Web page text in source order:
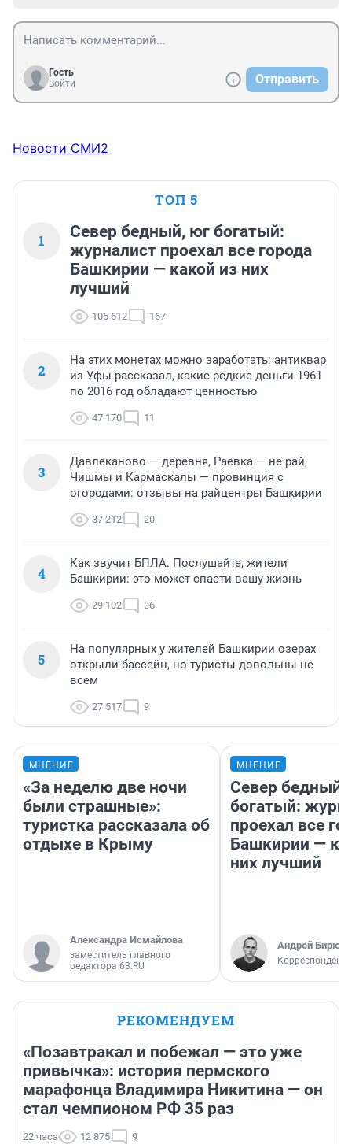
Гость
Войти
Отправить
Новости СМИ2
ТОП 5
1
Север бедный, юг богатый:
журналист проехал все города
Башкирии — какой из них
лучший
105 612 167
2
На этих монетах можно заработать: антиквар
из Уфы рассказал, какие редкие деньги 1961
по 2016 год обладают ценностью
47 170 11
3
Давлеканово — деревня, Раевка — не рай,
Чишмы и Кармаскалы — провинция с
огородами: отзывы на райцентры Башкирии
37 212 20
4
Как звучит БПЛА. Послушайте, жители
Башкирии: это может спасти вашу жизнь
29 102 36
5
На популярных у жителей Башкирии озерах
открыли бассейн, но туристы довольны не
всем
27 517 9
МНЕНИЕ
«За неделю две ночи
были страшные»:
туристка рассказала об
отдыхе в Крыму
Александра Исмайлова
заместитель главного
редактора 63.RU
МНЕНИЕ
Север бедный,
богатый:
проехал все
Башкирии —
них лучший
Андрей
Корреспондент
РЕКОМЕНДУЕМ
«Позавтракал и побежал — это уже
привычка»: история пермского
марафонца Владимира Никитина — он
стал чемпионом РФ 35 раз
22 часа 12 875 9